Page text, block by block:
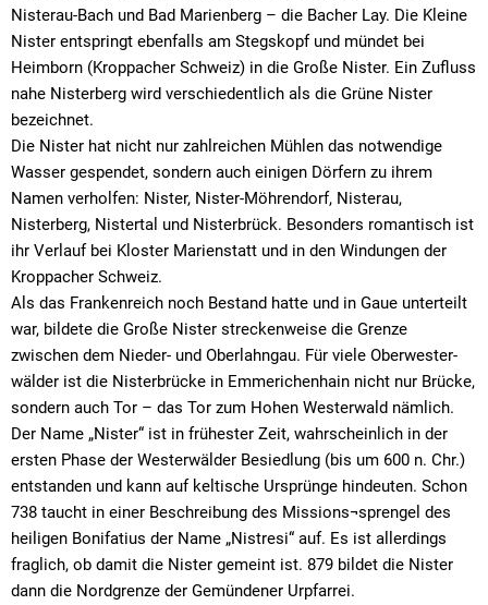
Nisterau-Bach und Bad Marienberg – die Bacher Lay. Die Kleine
Nister entspringt ebenfalls am Stegskopf und mündet bei
Heimborn (Kroppacher Schweiz) in die Große Nister. Ein Zufluss
nahe Nisterberg wird verschiedentlich als die Grüne Nister
bezeichnet.
Die Nister hat nicht nur zahlreichen Mühlen das notwendige
Wasser gespendet, sondern auch einigen Dörfern zu ihrem
Namen verholfen: Nister, Nister-Möhrendorf, Nisterau,
Nisterberg, Nistertal und Nisterbrück. Besonders romantisch ist
ihr Verlauf bei Kloster Marienstatt und in den Windungen der
Kroppacher Schweiz.
Als das Frankenreich noch Bestand hatte und in Gaue unterteilt
war, bildete die Große Nister streckenweise die Grenze
zwischen dem Nieder- und Oberlahngau. Für viele Oberwester-
wälder ist die Nisterbrücke in Emmerichenhain nicht nur Brücke,
sondern auch Tor – das Tor zum Hohen Westerwald nämlich.
Der Name „Nister“ ist in frühester Zeit, wahrscheinlich in der
ersten Phase der Westerwälder Besiedlung (bis um 600 n. Chr.)
entstanden und kann auf keltische Ursprünge hindeuten. Schon
738 taucht in einer Beschreibung des Missions¬sprengel des
heiligen Bonifatius der Name „Nistresi“ auf. Es ist allerdings
fraglich, ob damit die Nister gemeint ist. 879 bildet die Nister
dann die Nordgrenze der Gemündener Urpfarrei.